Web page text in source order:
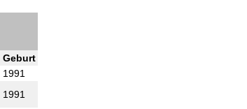
Geburt
1991
1991